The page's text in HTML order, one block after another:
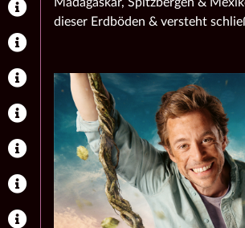
dieser Erdböden & versteht